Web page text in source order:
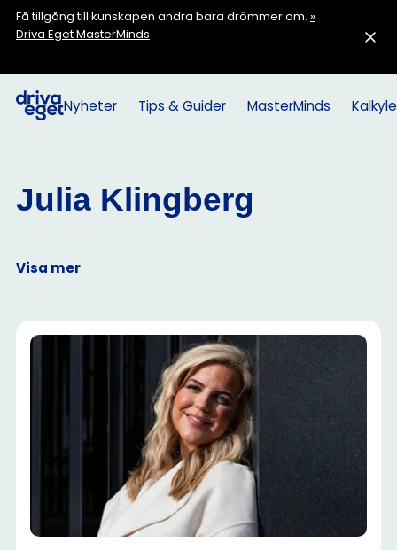
Få tillgång till kunskapen andra bara drömmer om. »
Driva Eget MasterMinds
Nyheter Tips & Guider MasterMinds
Julia Klingberg
Visa mer